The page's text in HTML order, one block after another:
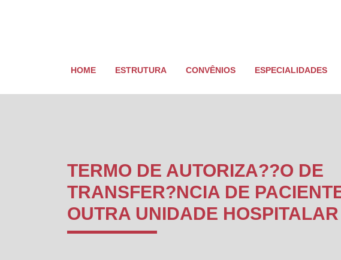
HOME ESTRUTURA CONVÊNIOS ESPECIALIDADES
TERMO DE AUTORIZA??O DE
TRANSFER?NCIA DE
OUTRA UNIDADE HOSPITALAR